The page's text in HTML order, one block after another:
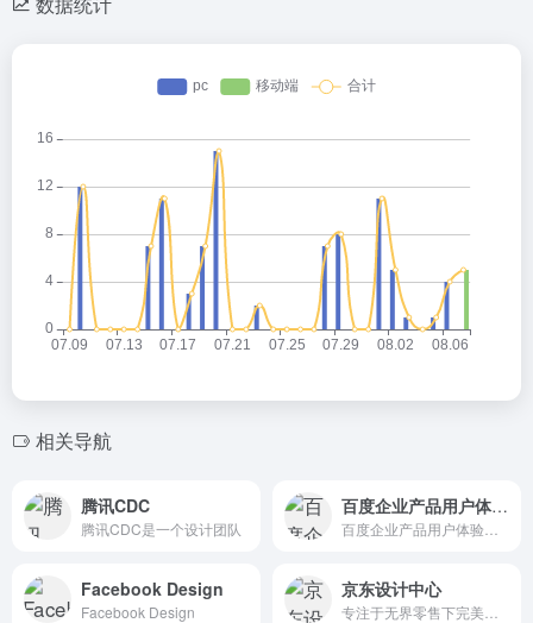
相关导航
腾讯CDC
腾讯CDC是一个设计团队
百度企业产品用户体验中心
Facebook Design
Facebook Design
京东设计中心